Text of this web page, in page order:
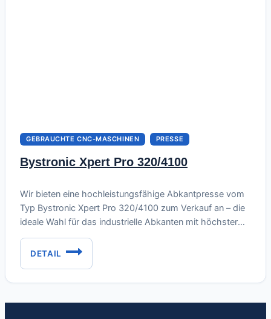
GEBRAUCHTE CNC-MASCHINEN PRESSE
Bystronic Xpert Pro 320/4100
Wir bieten eine hochleistungsfähige Abkantpresse vom
Typ Bystronic Xpert Pro 320/4100 zum Verkauf an – die
ideale Wahl für das industrielle Abkanten mit höchster
Präzision und Effizienz. Technische Daten: Achsen und
Bewegungen: Energiebedarf: Abmessungen und
Gewicht: Empfohlene Aufstellfläche: Die wichtigsten
DETAIL
BYSTRONIC
XPERT
PRO